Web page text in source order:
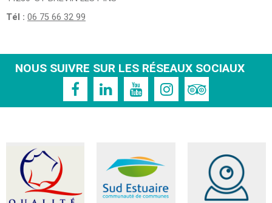
Tél : 06 75 66 32 99
NOUS SUIVRE SUR LES RÉSEAUX SOCIAUX